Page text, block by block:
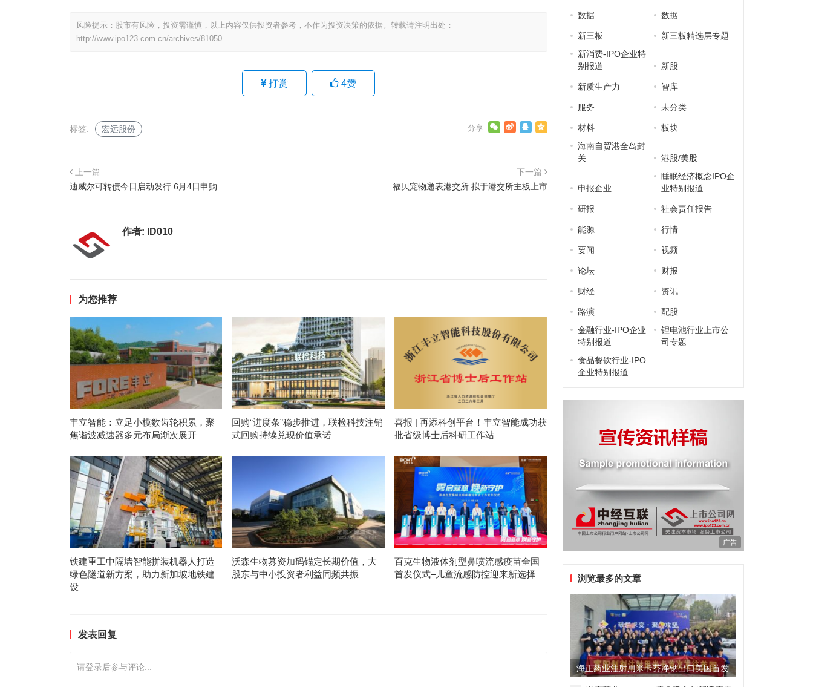
风险提示：股市有风险，投资需谨慎，以上内容仅供投资者参考，不作为投资决策的依据。转载请注明出处：
http://www.ipo123.com.cn/archives/81050
打赏 4赞
标签: 宏远股份
上一篇
迪威尔可转债今日启动发行 6月4日申购
下一篇
福贝宠物递表港交所 拟于港交所主板上市
作者: ID010
为您推荐
丰立智能：立足小模数齿轮积累，聚
焦谐波减速器多元布局渐次展开
回购“进度条”稳步推进，联检科技注销
式回购持续兑现价值承诺
喜报 | 再添科创平台！丰立智能成功获
批省级博士后科研工作站
铁建重工中隔墙智能拼装机器人打造
绿色隧道新方案，助力新加坡地铁建
设
沃森生物募资加码锚定长期价值，大
股东与中小投资者利益同频共振
百克生物液体剂型鼻喷流感疫苗全国
首发仪式–儿童流感防控迎来新选择
发表回复
请登录后参与评论...
数据 数据
新三板
新三板精选层专题
新消费-IPO企业特
别报道
新股
新质生产力 智库
服务 未分类
材料
板块
海南自贸港全岛封
关
港股/美股
申报企业
睡眠经济概念IPO企
业特别报道
研报 社会责任报告
能源 行情
要闻 视频
论坛 财报
财经 资讯
路演
配股
金融行业-IPO企业
特别报道
锂电池行业上市公
司专题
食品餐饮行业-IPO
企业特别报道
广告
浏览最多的文章
海正药业注射用米卡芬净钠出口美国首发